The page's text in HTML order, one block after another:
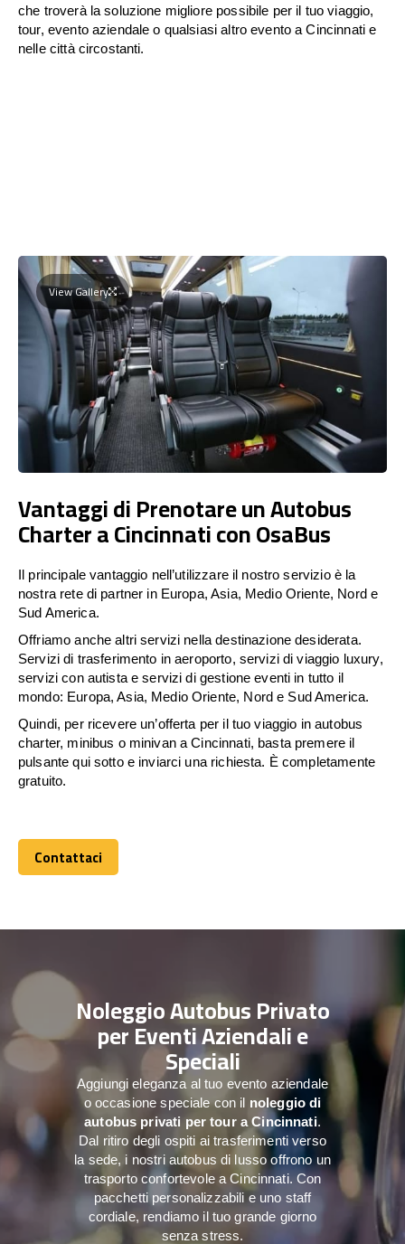
che troverà la soluzione migliore possibile per il tuo viaggio,
tour, evento aziendale o qualsiasi altro evento a Cincinnati e
nelle città circostanti.
View Gallery
Vantaggi di Prenotare un Autobus
Charter a Cincinnati con OsaBus
Il principale vantaggio nell’utilizzare il nostro servizio è la
nostra rete di partner in Europa, Asia, Medio Oriente, Nord e
Sud America.
Offriamo anche altri servizi nella destinazione desiderata.
Servizi di trasferimento in aeroporto, servizi di viaggio luxury,
servizi con autista e servizi di gestione eventi in tutto il
mondo: Europa, Asia, Medio Oriente, Nord e Sud America.
Quindi, per ricevere un’offerta per il tuo viaggio in autobus
charter, minibus o minivan a Cincinnati, basta premere il
pulsante qui sotto e inviarci una richiesta. È completamente
gratuito.
Contattaci
Contattaci
Noleggio Autobus Privato
per Eventi Aziendali e
Speciali
Aggiungi eleganza al tuo evento aziendale
o occasione speciale con il noleggio di
autobus privati per tour a Cincinnati.
Dal ritiro degli ospiti ai trasferimenti verso
la sede, i nostri autobus di lusso offrono un
trasporto confortevole a Cincinnati. Con
pacchetti personalizzabili e uno staff
cordiale, rendiamo il tuo grande giorno
senza stress.